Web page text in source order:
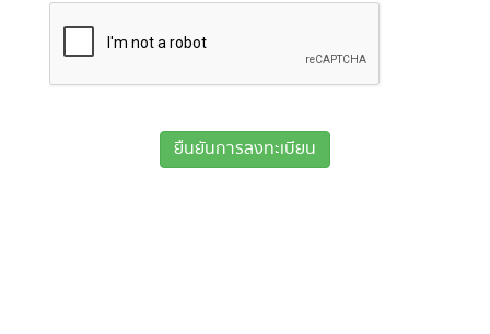
ยืนยันการลงทะเบียน